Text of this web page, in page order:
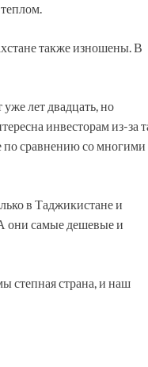
также изношены. В
лет двадцать, но
инвесторам из-за
по сравнению со многими
в Таджикистане и
они самые дешевые и
степная страна, и наш